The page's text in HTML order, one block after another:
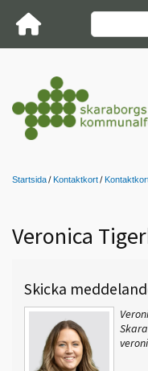
Startsida Kontaktkort
Veronica
Skicka